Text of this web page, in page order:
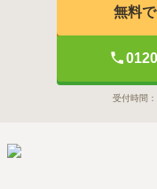
無料
受付時間：